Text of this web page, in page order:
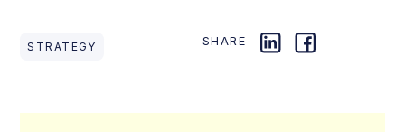
STRATEGY SHARE